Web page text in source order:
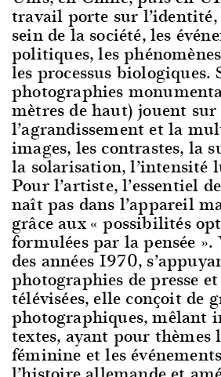
travail porte sur
sein de la société, les
politiques, les
les processus biologiques.
photographies
mètres de haut) jouent sur
l’agrandissement et la
images, les contrastes, la
la solarisation, l’intensité
Pour l’artiste, l’essentiel
naît pas dans l’appareil
grâce aux « possibilités
formulées par la pensée
des années 1970,
photographies de presse
télévisées, elle conçoit de
photographiques, mêlant
textes, ayant pour thèmes
féminine et les